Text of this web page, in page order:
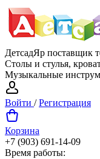
ДетсадЯр поставщик
Столы и стулья,
Музыкальные
Войти /Регистрация
Корзина
+7 (903) 691-14-09
Время работы: